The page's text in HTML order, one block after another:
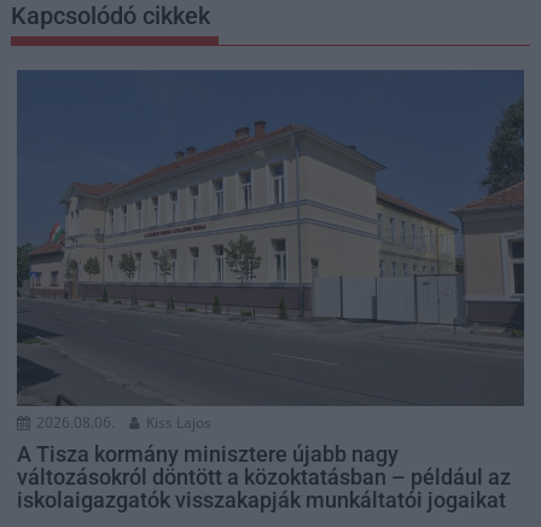
Kapcsolódó cikkek
2026.08.06. Kiss Lajos
A Tisza kormány minisztere újabb nagy
változásokról döntött a közoktatásban – például az
iskolaigazgatók visszakapják munkáltatói jogaikat